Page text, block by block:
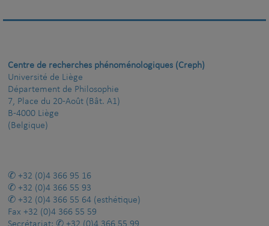
Centre de recherches phénoménologiques (Creph)
Université de Liège
Département de Philosophie
7, Place du 20-Août (Bât. A1)
B-4000 Liège
(Belgique)
+32 (0)4 366 95 16
+32 (0)4 366 55 93
+32 (0)4 366 55 64 (esthétique)
Fax +32 (0)4 366 55 59